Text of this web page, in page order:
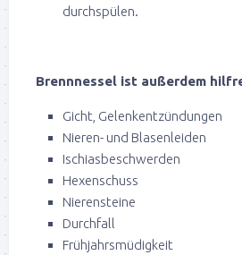
durchspülen.
Brennnessel ist außerdem
Gicht, Gelenkentzündungen
Nieren- und Blasenleiden
Ischiasbeschwerden
Hexenschuss
Nierensteine
Durchfall
Frühjahrsmüdigkeit